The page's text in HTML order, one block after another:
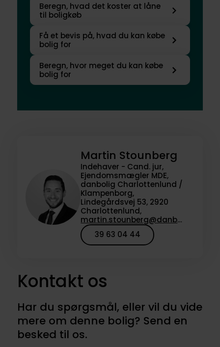
Beregn, hvad det koster at låne
til boligkøb
Få et bevis på, hvad du kan købe
bolig for
Beregn, hvor meget du kan købe
bolig for
Martin Stounberg
Indehaver - Cand. jur,
Ejendomsmægler MDE,
danbolig Charlottenlund /
Klampenborg,
Lindegårdsvej 53, 2920
Charlottenlund,
martin.stounberg@danbolig.dk
39 63 04 44
Kontakt os
Har du spørgsmål, eller vil du vide
mere om denne bolig? Send en
besked til os.